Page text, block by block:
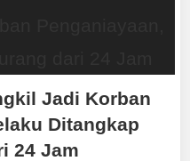
Jadi Korban
Ditangkap
24 Jam